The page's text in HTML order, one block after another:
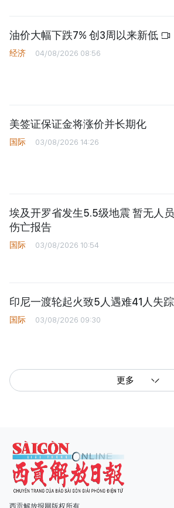
油价大幅下跌7% 创3周以来新低
经济 04/08/2026 08:56
美签证保证金将涨价并长期化
国际 03/08/2026 14:26
埃及开罗省发生5.5级地震 暂无人员
伤亡报告
国际 03/08/2026 10:54
印尼一渡轮起火致5人遇难41人失踪
国际 03/08/2026 09:30
更多
西贡解放报网版权所有